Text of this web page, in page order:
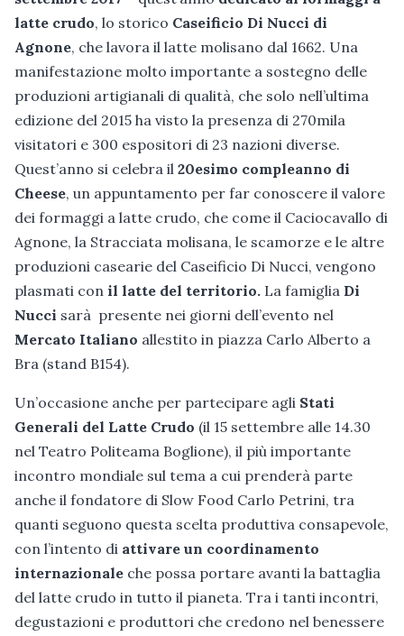
latte crudo, lo storico Caseificio Di Nucci di
Agnone, che lavora il latte molisano dal 1662. Una
manifestazione molto importante a sostegno delle
produzioni artigianali di qualità, che solo nell’ultima
edizione del 2015 ha visto la presenza di 270mila
visitatori e 300 espositori di 23 nazioni diverse.
Quest’anno si celebra il 20esimo compleanno di
Cheese, un appuntamento per far conoscere il valore
dei formaggi a latte crudo, che come il Caciocavallo di
Agnone, la Stracciata molisana, le scamorze e le altre
produzioni casearie del Caseificio Di Nucci, vengono
plasmati con il latte del territorio. La famiglia Di
Nucci sarà presente nei giorni dell’evento nel
Mercato Italiano allestito in piazza Carlo Alberto a
Bra (stand B154).
Un’occasione anche per partecipare agli Stati
Generali del Latte Crudo (il 15 settembre alle 14.30
nel Teatro Politeama Boglione), il più importante
incontro mondiale sul tema a cui prenderà parte
anche il fondatore di Slow Food Carlo Petrini, tra
quanti seguono questa scelta produttiva consapevole,
con l’intento di attivare un coordinamento
internazionale che possa portare avanti la battaglia
del latte crudo in tutto il pianeta. Tra i tanti incontri,
degustazioni e produttori che credono nel benessere